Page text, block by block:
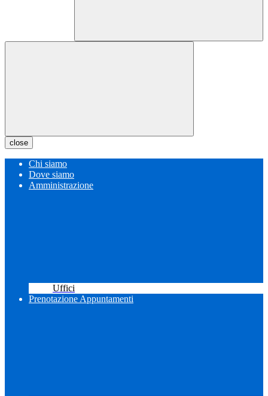
close
Chi siamo
Dove siamo
Amministrazione
Uffici
Prenotazione Appuntamenti